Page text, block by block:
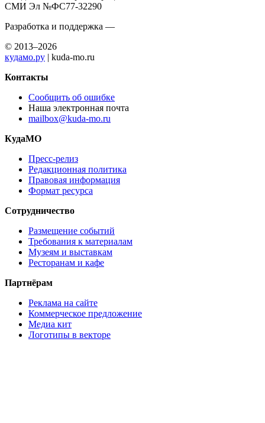
СМИ Эл №ФС77-32290
Разработка и поддержка —
© 2013–2026
кудамо.ру | kuda-mo.ru
Контакты
Сообщить об ошибке
Наша электронная почта
mailbox@kuda-mo.ru
КудаМО
Пресс-релиз
Редакционная политика
Правовая информация
Формат ресурса
Сотрудничество
Размещение событий
Требования к материалам
Музеям и выставкам
Ресторанам и кафе
Партнёрам
Реклама на сайте
Коммерческое предложение
Медиа кит
Логотипы в векторе